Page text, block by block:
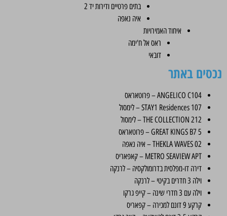
בתים פרטיים ודירות יד 2
איה נאפה
איחוד האמירויות
ראס אל ח'ימה
דובאי
נכסים באתר
ANGELICO C104 – פרוטאראס
STAY1 Residences 107 – לימסול
THE COLLECTION 212 – לימסול
GREAT KINGS B7 5 – פרוטאראס
THEKLA WAVES 02 – איה נאפה
METRO SEAVIEW APT – קאפאריס
דירה דו-מפלסית בדרומולקסיה – לרנקה
וילה 3 חדרים בקיטי – לרנקה
וילה עם 3 חדרי שינה – קייפ גרקו
קרקע 9 דונם למכירה – קפאריס